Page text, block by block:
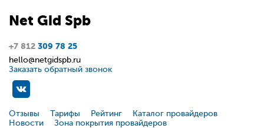
Net Gid Spb
+7 812 309 78 25
hello@netgidspb.ru
Заказать обратный звонок
Отзывы Тарифы Рейтинг
Каталог провайдеров
Новости
Зона покрытия провайдеров